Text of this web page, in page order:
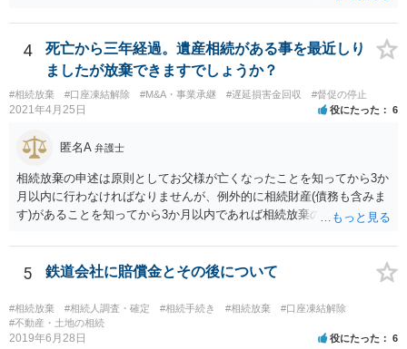
述の手続ということだと思いますが) ただ、葬儀費用ならいくらでもよ
いということではなく、身分相応の、社会的儀式として当然認められ
る程度の金額に留まると考えた方がよいです。 もし、相続人の皆さん
に葬儀費用を支出する経済力がなく、質素な葬儀を行った費用であれ
ば相続財産から支出しても単純承認と認められない可能性が高いの
で、相続放棄申述が受理される可能性も高いと思います。
4
死亡から三年経過。遺産相続がある事を最近しり
ましたが放棄できますでしょうか？
#相続放棄 #口座凍結解除 #M&A・事業承継 #遅延損害金回収 #督促の停止
2021年4月25日 役にたった 6
匿名A 弁護士
相続放棄の申述は原則としてお父様が亡くなったことを知ってから3か
月以内に行わなければなりませんが、例外的に相続財産(債務も含みま
す)があることを知ってから3か月以内であれば相続放棄の申述が認め
したら、早急に家裁に行って相続放棄の申述をしたい旨告げて必要な
書類を提出されることをおすすめいたします。 なお、お父様の債務が
他にもあるかもしれないというリスクを考えますと、相続放棄の申述
にあたっては、法テラスの無料相談等を利用して弁護士に相談するこ
とも十分考えられるかと存じます。また、ご記載いただいた事実関係
を拝見するかぎり、再婚相手のかたは既に相続放棄をされている可能
5 鉄道会社に賠償金とその後について
#相続放棄 #相続人調査・確定 #相続手続き #相続放棄
#口座凍結解除
#不動産・土地の相続
2019年6月28日 役にたった 6